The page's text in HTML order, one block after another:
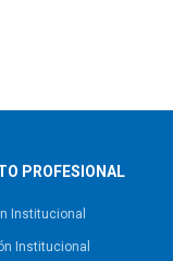
PROFESIONAL
Institucional
Institucional